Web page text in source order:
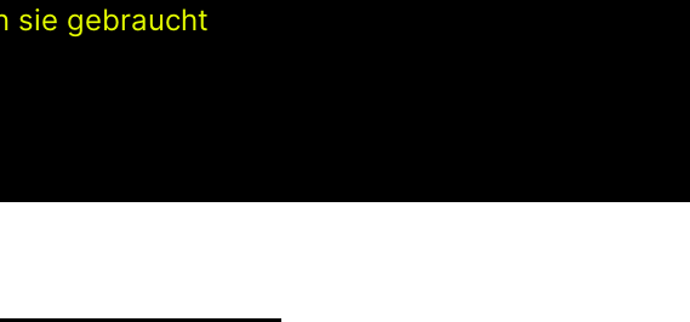
sie gebraucht